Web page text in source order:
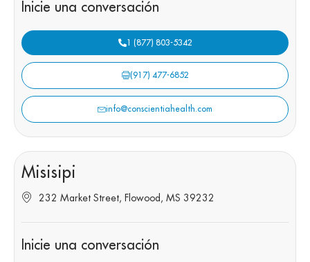
Inicie una conversación
1 (877) 803-5342
(917) 477-6852
info@conscientiahealth.com
Misisipi
232 Market Street, Flowood, MS 39232
Inicie una conversación